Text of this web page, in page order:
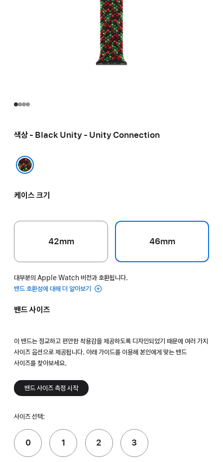
색상 - Black Unity - Unity Connection
케이스 크기
42mm 46mm
대부분의 Apple Watch 버전과 호환됩니다.
밴드 호환성에 대해 더 알아보기
밴드 사이즈
이 밴드는 정교하고 편안한 착용감을 제공하도록 디자인되었기 때문에 여러 가지
사이즈 옵션으로 제공됩니다. 아래 가이드를 이용해 본인에게 맞는 밴드
사이즈를 찾아보세요.
밴드 사이즈 측정 시작
사이즈 선택:
0 1 2 3